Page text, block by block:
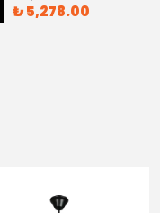
₺ 5,278.00